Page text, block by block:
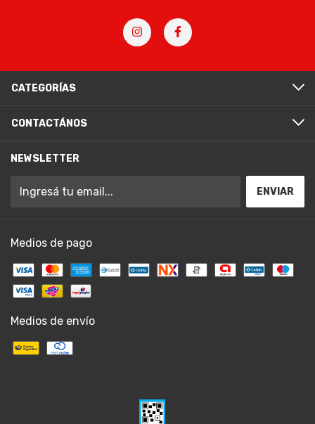
CATEGORÍAS
CONTACTÁNOS
NEWSLETTER
Medios de pago
Medios de envío